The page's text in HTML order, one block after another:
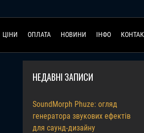
ЦІНИ ОПЛАТА НОВИНИ ІНФО
НЕДАВНІ ЗАПИСИ
SoundMorph Phuze: огляд
генератора звукових ефектів
для саунд-дизайну